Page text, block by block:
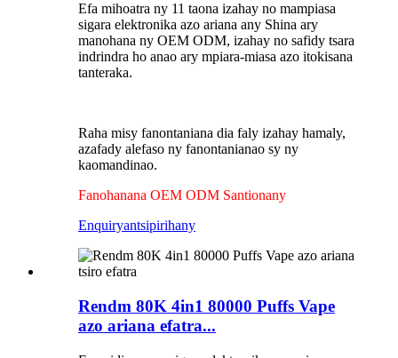
Efa mihoatra ny 11 taona izahay no mampiasa
sigara elektronika azo ariana any Shina ary
manohana ny OEM ODM, izahay no safidy tsara
indrindra ho anao ary mpiara-miasa azo itokisana
tanteraka.
Raha misy fanontaniana dia faly izahay hamaly,
azafady alefaso ny fanontanianao sy ny
kaomandinao.
Fanohanana OEM ODM Santionany
Enquiryantsipirihany
Rendm 80K 4in1 80000 Puffs Vape
azo ariana efatra...